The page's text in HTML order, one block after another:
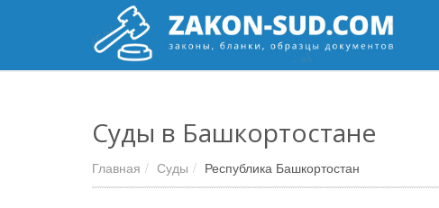
Суды в Башкортостане
Главная Суды Республика Башкортостан